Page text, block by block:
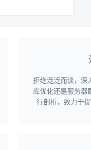
拒绝泛泛而谈，深
库优化还是服务器
行剖析，致力于